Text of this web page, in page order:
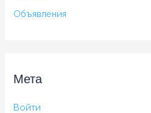
Объявления
Мета
Войти